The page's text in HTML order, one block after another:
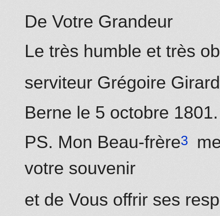
De Votre Grandeur
Le très humble et très
serviteur Grégoire
Berne le 5 octobre 1801.
PS. Mon Beau-frère
votre souvenir
et de Vous offrir ses